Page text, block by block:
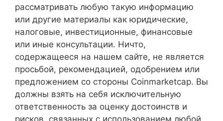
рассматривать любую такую информацию
или другие материалы как юридические,
налоговые, инвестиционные, финансовые
или иные консультации. Ничто,
содержащееся на нашем сайте, не является
просьбой, рекомендацией, одобрением или
предложением со стороны Coinmarketcap. Вы
должны взять на себя исключительную
ответственность за оценку достоинств и
рисков, связанных с использованием любой